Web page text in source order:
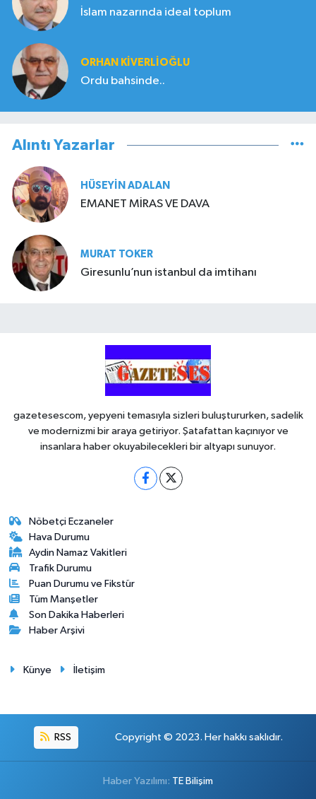
İslam nazarında ideal toplum
ORHAN KIVERLIOĞLU
Ordu bahsinde..
Alıntı Yazarlar
HÜSEYIN ADALAN
EMANET MİRAS VE DAVA
MURAT TOKER
Giresunlu’nun istanbul da imtihanı
gazetesescom, yepyeni temasıyla sizleri buluştururken, sadelik
ve modernizmi bir araya getiriyor. Şatafattan kaçınıyor ve
insanlara haber okuyabilecekleri bir altyapı sunuyor.
Nöbetçi Eczaneler
Hava Durumu
Aydin Namaz Vakitleri
Trafik Durumu
Puan Durumu ve Fikstür
Tüm Manşetler
Son Dakika Haberleri
Haber Arşivi
Künye İletişim
RSS Copyright © 2023. Her hakkı saklıdır.
Haber Yazılımı: TE Bilişim